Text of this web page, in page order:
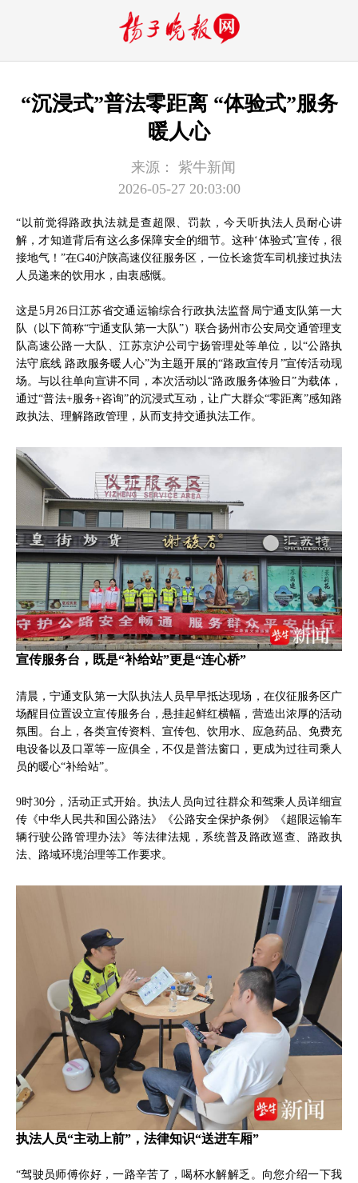
“沉浸式”普法零距离 “体验式”服务
暖人心
来源：
紫牛新闻
2026-05-27 20:03:00
“以前觉得路政执法就是查超限、罚款，今天听执法人员耐心讲
解，才知道背后有这么多保障安全的细节。这种‘体验式’宣传，很
接地气！”在G40沪陕高速仪征服务区，一位长途货车司机接过执法
人员递来的饮用水，由衷感慨。
这是5月26日江苏省交通运输综合行政执法监督局宁通支队第一大
队（以下简称“宁通支队第一大队”）联合扬州市公安局交通管理支
队高速公路一大队、江苏京沪公司宁扬管理处等单位，以“公路执
法守底线 路政服务暖人心”为主题开展的“路政宣传月”宣传活动现
场。与以往单向宣讲不同，本次活动以“路政服务体验日”为载体，
通过“普法+服务+咨询”的沉浸式互动，让广大群众“零距离”感知路
政执法、理解路政管理，从而支持交通执法工作。
宣传服务台，既是“补给站”更是“连心桥”
清晨，宁通支队第一大队执法人员早早抵达现场，在仪征服务区广
场醒目位置设立宣传服务台，悬挂起鲜红横幅，营造出浓厚的活动
氛围。台上，各类宣传资料、宣传包、饮用水、应急药品、免费充
电设备以及口罩等一应俱全，不仅是普法窗口，更成为过往司乘人
员的暖心“补给站”。
9时30分，活动正式开始。执法人员向过往群众和驾乘人员详细宣
传《中华人民共和国公路法》《公路安全保护条例》《超限运输车
辆行驶公路管理办法》等法律法规，系统普及路政巡查、路政执
法、路域环境治理等工作要求。
执法人员“主动上前”，法律知识“送进车厢”
“驾驶员师傅你好，一路辛苦了，喝杯水解解乏。向您介绍一下我